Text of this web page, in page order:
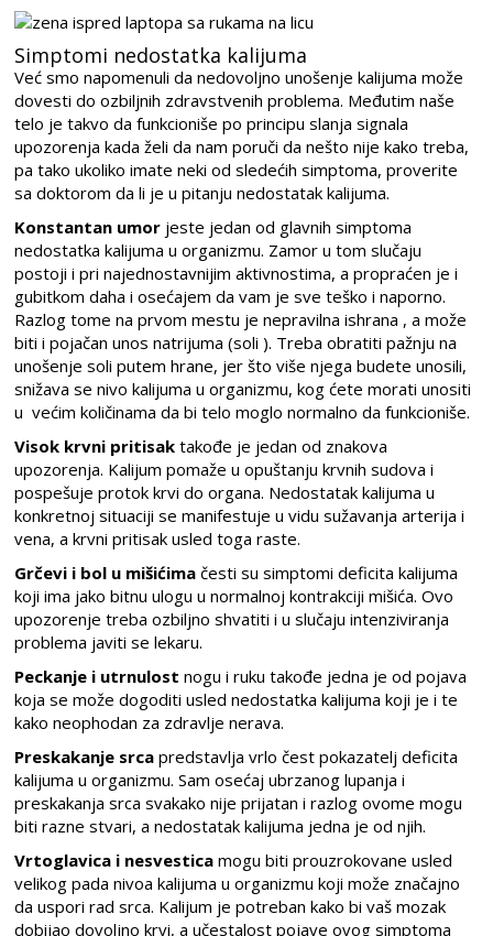
Simptomi nedostatka kalijuma
Već smo napomenuli da nedovoljno unošenje kalijuma može
dovesti do ozbiljnih zdravstvenih problema. Međutim naše
telo je takvo da funkcioniše po principu slanja signala
upozorenja kada želi da nam poruči da nešto nije kako treba,
pa tako ukoliko imate neki od sledećih simptoma, proverite
sa doktorom da li je u pitanju nedostatak kalijuma.
Konstantan umor jeste jedan od glavnih simptoma
nedostatka kalijuma u organizmu. Zamor u tom slučaju
postoji i pri najednostavnijim aktivnostima, a propraćen je i
gubitkom daha i osećajem da vam je sve teško i naporno.
Razlog tome na prvom mestu je nepravilna ishrana , a može
biti i pojačan unos natrijuma (soli ). Treba obratiti pažnju na
unošenje soli putem hrane, jer što više njega budete unosili,
snižava se nivo kalijuma u organizmu, kog ćete morati unositi
u većim količinama da bi telo moglo normalno da funkcioniše.
Visok krvni pritisaktakođe je jedan od znakova
upozorenja. Kalijum pomaže u opuštanju krvnih sudova i
pospešuje protok krvi do organa. Nedostatak kalijuma u
konkretnoj situaciji se manifestuje u vidu sužavanja arterija i
vena, a krvni pritisak usled toga raste.
Grčevi i bol u mišićimačesti su simptomi deficita kalijuma
koji ima jako bitnu ulogu u normalnoj kontrakciji mišića. Ovo
upozorenje treba ozbiljno shvatiti i u slučaju intenziviranja
problema javiti se lekaru.
Peckanje i utrnulostnogu i ruku takođe jedna je od pojava
koja se može dogoditi usled nedostatka kalijuma koji je i te
kako neophodan za zdravlje nerava.
Preskakanje srca predstavlja vrlo čest pokazatelj deficita
kalijuma u organizmu. Sam osećaj ubrzanog lupanja i
preskakanja srca svakako nije prijatan i razlog ovome mogu
biti razne stvari, a nedostatak kalijuma jedna je od njih.
Vrtoglavica i nesvesticamogu biti prouzrokovane usled
velikog pada nivoa kalijuma u organizmu koji može značajno
da uspori rad srca. Kalijum je potreban kako bi vaš mozak
dobijao dovoljno krvi, a učestalost pojave ovog simptoma